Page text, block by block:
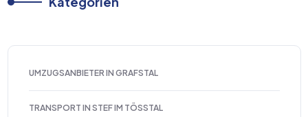
UMZUGSANBIETER IN GRAFSTAL
TRANSPORT IN STEF IM TÖSSTAL